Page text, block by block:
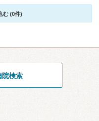
む (0件)
院検索